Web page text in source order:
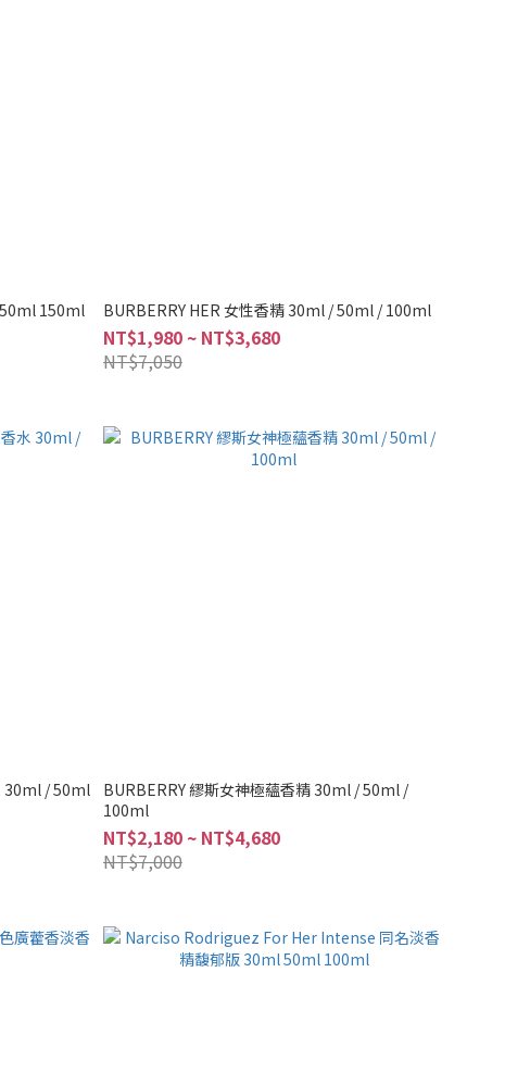
150ml BURBERRY HER 女性香精 30ml / 50ml / 100ml
NT$1,980 ~ NT$3,680
NT$7,050
30ml / 50ml
BURBERRY 繆斯女神極蘊香精 30ml / 50ml /
100ml
NT$2,180 ~ NT$4,680
NT$7,000